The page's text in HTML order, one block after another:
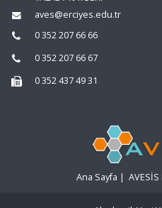
aves@erciyes.edu.tr
0 352 207 66 66
0 352 207 66 67
0 352 437 49 31
Ana Sayfa | AVESİS